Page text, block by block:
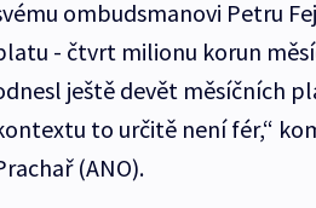
ombudsmanovi Petru
- čtvrt milionu korun
ještě devět měsíčních
to určitě není fér,“
(ANO).